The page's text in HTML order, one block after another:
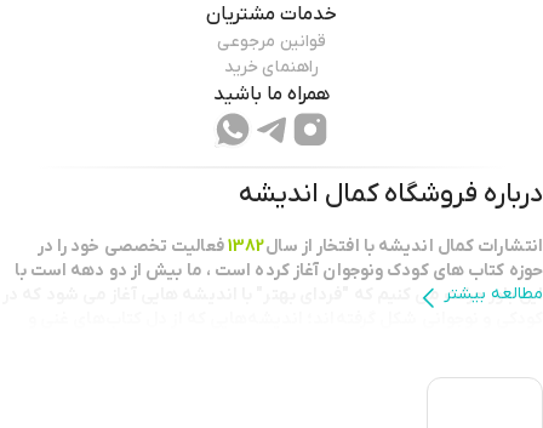
خدمات مشتریان
قوانین مرجوعی
راهنمای خرید
همراه ما باشید
درباره فروشگاهکمال اندیشه
انتشارات كمال انديشه با افتخار از سال1382فعاليت تخصصي خود را در
حوزه كتاب هاي كودك ونوجوان آغاز كرده است ، ما بيش از دو دهه است با
اين باور حركت مي كنيم كه "فرداي بهتر" با انديشه هايي آغاز مي شود كه در
بعنوان يك نقطه عطف در طرح تابستانه خانه کتاب
مطالعه بیشتر